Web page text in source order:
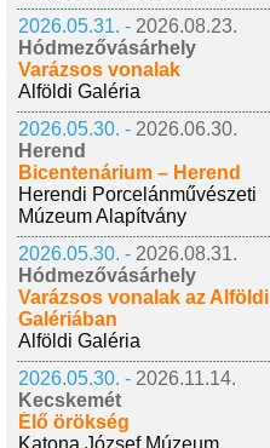
2026.05.31. - 2026.08.23.
Hódmezővásárhely
Varázsos vonalak
Alföldi Galéria
2026.05.30. - 2026.06.30.
Herend
Bicentenárium – Herend
Herendi Porcelánművészeti
Múzeum Alapítvány
2026.05.30. - 2026.08.31.
Hódmezővásárhely
Varázsos vonalak az Alföldi
Galériában
Alföldi Galéria
2026.05.30. - 2026.11.14.
Kecskemét
Élő örökség
Katona József Múzeum